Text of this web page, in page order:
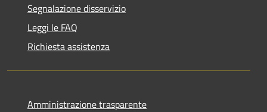
Segnalazione disservizio
Leggi le FAQ
Richiesta assistenza
Amministrazione trasparente